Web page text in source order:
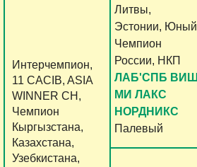
Интерчемпион,
11 CACIB, ASIA
WINNER CH,
Чемпион
Кыргызстана,
Казахстана,
Узебкистана,
Литвы,
Эстонии, Юный
Чемпион
России, НКП
ЛАБ'СПБ ВИШ
МИ ЛАКС
НОРДНИКС
Палевый